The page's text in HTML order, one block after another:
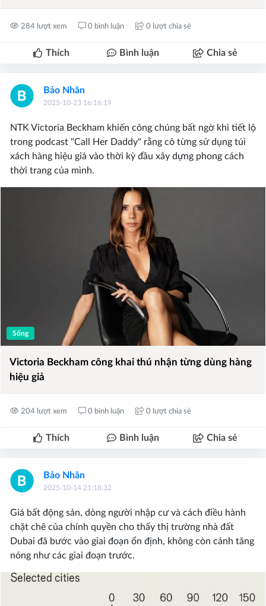
284 lượt xem 0 bình luận 0 lượt chia sẻ
Thích Bình luận Chia sẻ
Bảo Nhân
2025-10-23 16:16:19
NTK Victoria Beckham khiến công chúng bất ngờ khi tiết lộ
trong podcast "Call Her Daddy" rằng cô từng sử dụng túi
xách hàng hiệu giả vào thời kỳ đầu xây dựng phong cách
thời trang của mình.
Sống
Victoria Beckham công khai thú nhận từng dùng hàng
hiệu giả
204 lượt xem 0 bình luận 0 lượt chia sẻ
Thích Bình luận Chia sẻ
Bảo Nhân
2025-10-14 21:18:32
Giá bất động sản, dòng người nhập cư và cách điều hành
chặt chẽ của chính quyền cho thấy thị trường nhà đất
Dubai đã bước vào giai đoạn ổn định, không còn cảnh tăng
nóng như các giai đoạn trước.